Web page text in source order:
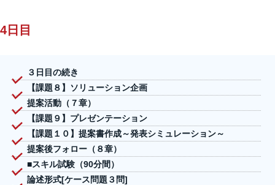
4日目
３日目の続き
【課題８】ソリューション企画
提案活動（７章）
【課題９】プレゼンテーション
【課題１０】提案書作成～発表シミュレーション～
提案後フォロー（８章）
■スキル試験（90分間）
論述形式[ケース問題３問]